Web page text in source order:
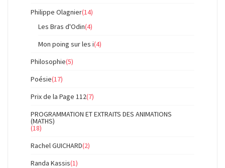
Philippe Olagnier(14)
Les Bras d'Odin(4)
Mon poing sur les i(4)
Philosophie(5)
Poésie(17)
Prix de la Page 112(7)
PROGRAMMATION ET EXTRAITS DES ANIMATIONS
(MATHS)
(18)
Rachel GUICHARD(2)
Randa Kassis(1)